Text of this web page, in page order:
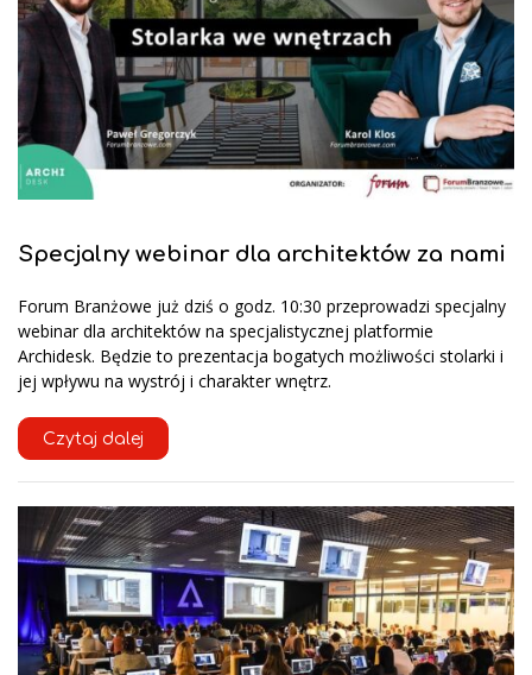
Specjalny webinar dla architektów za nami
Forum Branżowe już dziś o godz. 10:30 przeprowadzi specjalny
webinar dla architektów na specjalistycznej platformie
Archidesk. Będzie to prezentacja bogatych możliwości stolarki i
jej wpływu na wystrój i charakter wnętrz.
Czytaj dalej